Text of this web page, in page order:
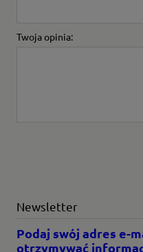
Twoja opinia:
Newsletter
Podaj swój adres e-
otrzymywać